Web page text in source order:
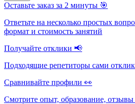
Оставьте заказ за 2 минуты 🎯
Ответьте на несколько простых
формат и стоимость занятий
Получайте отклики 📢
Подходящие репетиторы сами
Сравнивайте профили 👀
Смотрите опыт, образование, отзывы